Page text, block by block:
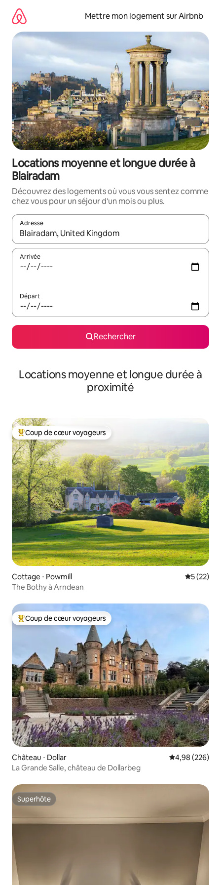
directement
contenu
Mettre mon logement sur Airbnb
Locations moyenne et longue durée à
Blairadam
Découvrez des logements où vous vous sentez comme
chez vous pour un séjour d'un mois ou plus.
Adresse
Lorsque les résultats s'affichent, utilisez les flèches vers le
Arrivée
Départ
Rechercher
Locations moyenne et longue durée à
proximité
Coups de cœur voyageurs les plus appréciés
Coup de cœur voyageurs
Cottage ⋅ Powmill
5 (22)
The Bothy à Arndean
Coups de cœur voyageurs les plus appréciés
Coup de cœur voyageurs
Château ⋅ Dollar Évaluation
4,98 (226)
La Grande Salle, château de Dollarbeg
Superhôte
Superhôte